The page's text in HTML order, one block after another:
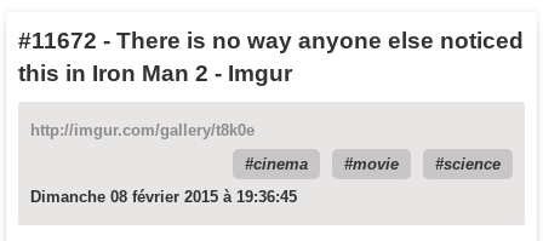
#11672 - There is no way anyone else noticed
this in Iron Man 2 - Imgur
http://imgur.com/gallery/t8k0e
cinema
movie
science
Dimanche 08 février 2015 à 19:36:45